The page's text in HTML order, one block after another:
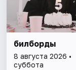
билборды
8 августа 2026 •
суббота